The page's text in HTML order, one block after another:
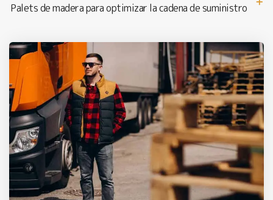
Palets de madera para optimizar la cadena de suministro